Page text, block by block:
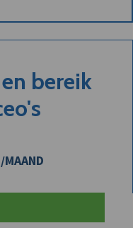
bereik
/MAAND